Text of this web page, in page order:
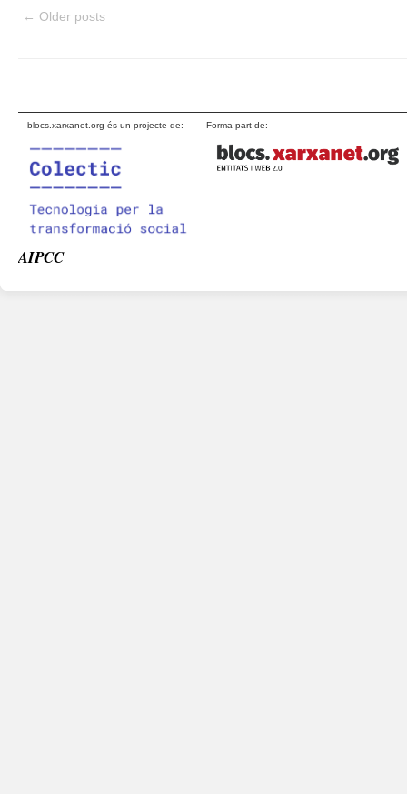
← Older posts
blocs.xarxanet.org és un projecte de: Forma part de:
AIPCC